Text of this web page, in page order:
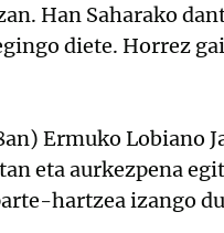
Han Saharako
diete. Horrez
Ermuko Lobiano
eta aurkezpena
hartzea izango